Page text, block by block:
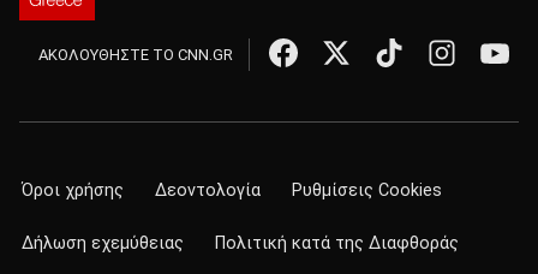
ΑΚΟΛΟΥΘΗΣΤΕ ΤΟ CNN.GR
Όροι χρήσης Δεοντολογία Ρυθμίσεις Cookies
Δήλωση εχεμύθειας Πολιτική κατά της Διαφθοράς